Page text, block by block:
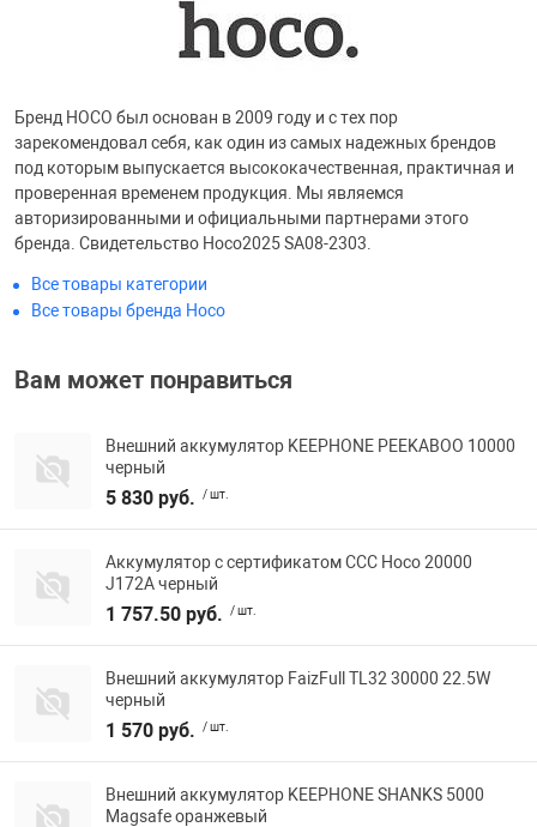
Бренд HOCO был основан в 2009 году и с тех пор
зарекомендовал себя, как один из самых надежных брендов
под которым выпускается высококачественная, практичная и
проверенная временем продукция. Мы являемся
авторизированными и официальными партнерами этого
бренда. Свидетельство Hoco2025 SA08-2303.
Все товары категории
Все товары бренда Hoco
Вам может понравиться
Внешний аккумулятор KEEPHONE PEEKABOO 10000
черный
5 830 руб. / шт.
Аккумулятор с сертификатом ССС Hoco 20000
J172A черный
1 757.50 руб. / шт.
Внешний аккумулятор FaizFull TL32 30000 22.5W
черный
1 570 руб. / шт.
Внешний аккумулятор KEEPHONE SHANKS 5000
Magsafe оранжевый